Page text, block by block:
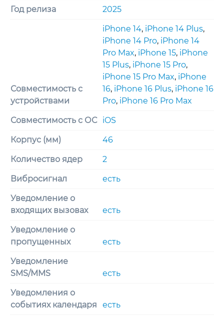
Год релиза 2025
Совместимость с
устройствами
iPhone 14, iPhone 14 Plus,
iPhone 14 Pro, iPhone 14
Pro Max, iPhone 15, iPhone
15 Plus, iPhone 15 Pro,
iPhone 15 Pro Max, iPhone
16, iPhone 16 Plus, iPhone 16
Pro, iPhone 16 Pro Max
Совместимость с ОС iOS
Корпус (мм) 46
Количество ядер 2
Вибросигнал есть
Уведомление о
входящих вызовах
есть
Уведомление о
пропущенных
есть
Уведомление
SMS/MMS
есть
Уведомления о
событиях календаря
есть